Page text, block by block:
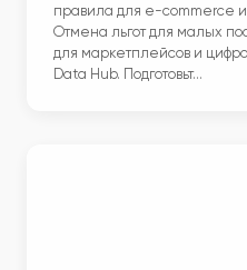
правила для e-commerce
Отмена льгот для малых
для маркетплейсов и
Data Hub. Подготовьт…